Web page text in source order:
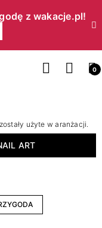
z wakacje.pl!​
0
użyte w aranżacji.
ART